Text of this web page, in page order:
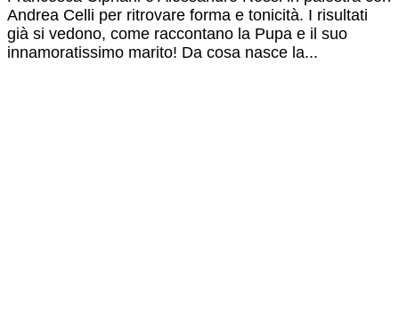
Andrea Celli per ritrovare forma e tonicità. I risultati
già si vedono, come raccontano la Pupa e il suo
innamoratissimo marito! Da cosa nasce la...